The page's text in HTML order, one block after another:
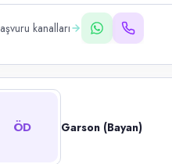
kanalları
ÖD Garson (Bayan)